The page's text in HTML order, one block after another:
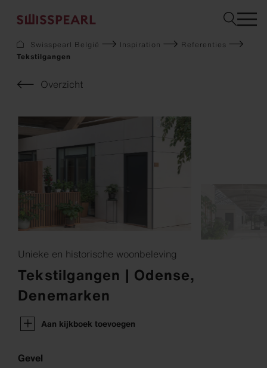
Bedrijf
Services
Inspiration
Staal bestellen
Duurzaamheid
Gevel
Bouw
Downloads
Swisspearl België Inspiration
Referenties
Tekstilgangen
Overzicht
Unieke en historische woonbeleving
Tekstilgangen | Odense,
Denemarken
Aan kijkboek toevoegen
Gevel